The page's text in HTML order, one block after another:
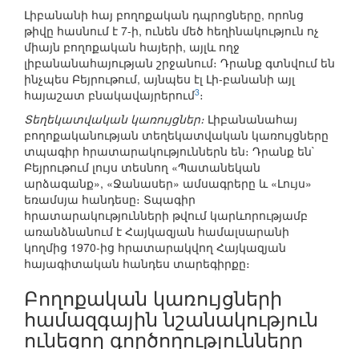
Լիբանանի հայ բողոքական դպրոցները, որոնց
թիվը հասնում է 7-ի, ունեն մեծ հեղինակություն ոչ
միայն բողոքական հայերի, այլև ողջ
լիբանանահայության շրջանում։ Դրանք գտնվում են
ինչպես Բեյրութում, այնպես էլ Լի-բանանի այլ
հայաշատ բնակավայրերում3։
Տեղեկատվական կառույցներ։ Լիբանանահայ
բողոքականության տեղեկատվական կառույցները
տպագիր հրատարակություններն են։ Դրանք են`
Բեյրութում լույս տեսնող «Պատանեկան
արձագանք», «Ջանասեր» ամսագրերը և «Լույս»
եռամսյա հանդեսը։ Տպագիր
հրատարակությունների թվում կարևորությամբ
առանձնանում է Հայկազյան համալսարանի
կողմից 1970-ից հրատարակվող Հայկազյան
հայագիտական հանդես տարեգիրքը։
Բողոքական կառույցների
համազգային նշանակություն
ունեցող գործողությունները